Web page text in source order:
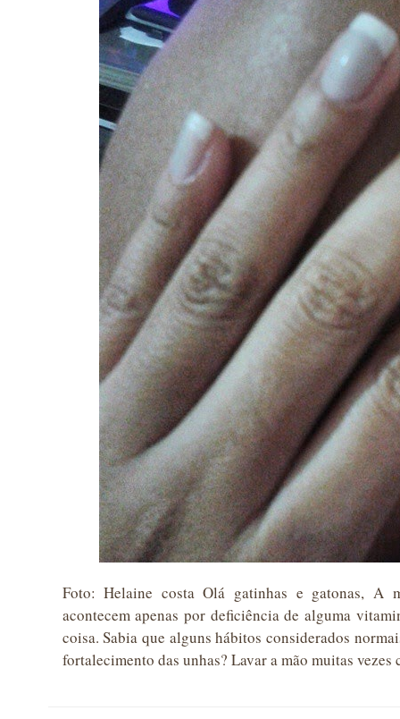
Foto: Helaine costa Olá gatinhas e gatonas, A
acontecem apenas por deficiência de alguma
coisa. Sabia que alguns hábitos considerados
fortalecimento das unhas? Lavar a mão muitas